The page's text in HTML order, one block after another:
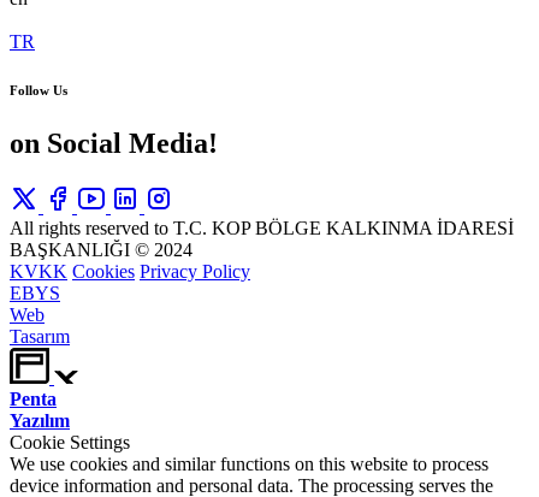
TR
Follow Us
on Social Media!
All rights reserved to T.C. KOP BÖLGE KALKINMA İDARESİ
BAŞKANLIĞI © 2024
KVKK Cookies Privacy Policy
EBYS
Web
Tasarım
Penta
Yazılım
Cookie Settings
We use cookies and similar functions on this website to process
device information and personal data. The processing serves the